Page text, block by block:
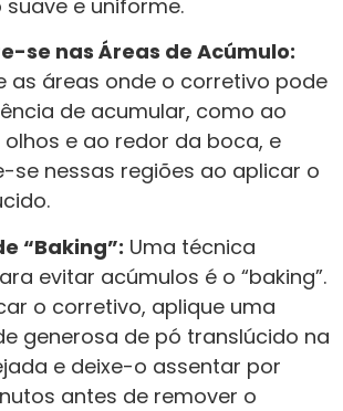
e uniforme.
se nas Áreas de Acúmulo:
as áreas onde o corretivo pode
de acumular, como ao
e ao redor da boca, e
se nessas regiões ao aplicar o
“Baking”: Uma técnica
evitar acúmulos é o “baking”.
o corretivo, aplique uma
generosa de pó translúcido na
e deixe-o assentar por
antes de remover o